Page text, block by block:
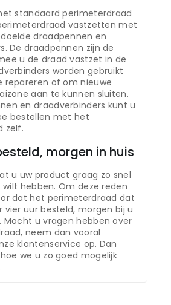
standaard perimeterdraad
vastzetten met
draadpennen en
De draadpennen zijn de
u de draad vastzet in de
worden gebruikt
repareren of om nieuwe
aan te kunnen sluiten.
en draadverbinders kunt u
bestellen met het
zelf.
morgen in huis
u uw product graag zo snel
wilt hebben. Om deze reden
dat het perimeterdraad dat
vier uur besteld, morgen bij u
Mocht u vragen hebben over
neem dan vooral
klantenservice op. Dan
we u zo goed mogelijk